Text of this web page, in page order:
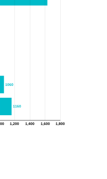
1060
1160
1,200 1,400 1,600 1,800